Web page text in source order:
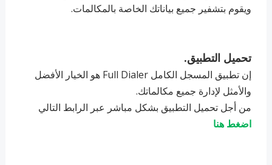
ويقوم بتشفير جميع بياناتك الخاصة بالمكالمات.
تحميل التطبيق.
إن تطبيق المسجل الكامل Full Dialer هو الخيار الأفضل
والأمثل لإدارة جميع مكالماتك.
من أجل تحميل التطبيق بشكل مباشر عبر الرابط التالي
اضغط هنا